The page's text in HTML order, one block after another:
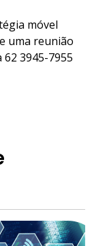
móvel
uma reunião
3945-7955